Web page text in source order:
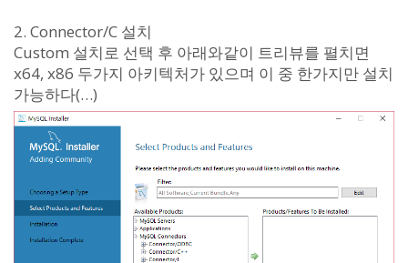
2. Connector/C 설치
Custom 설치로 선택 후 아래와같이 트리뷰를 펼치면
x64, x86 두가지 아키텍처가 있으며 이 중 한가지만 설치
가능하다(…)